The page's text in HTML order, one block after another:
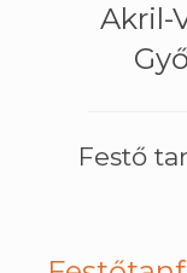
Akril-
Festő